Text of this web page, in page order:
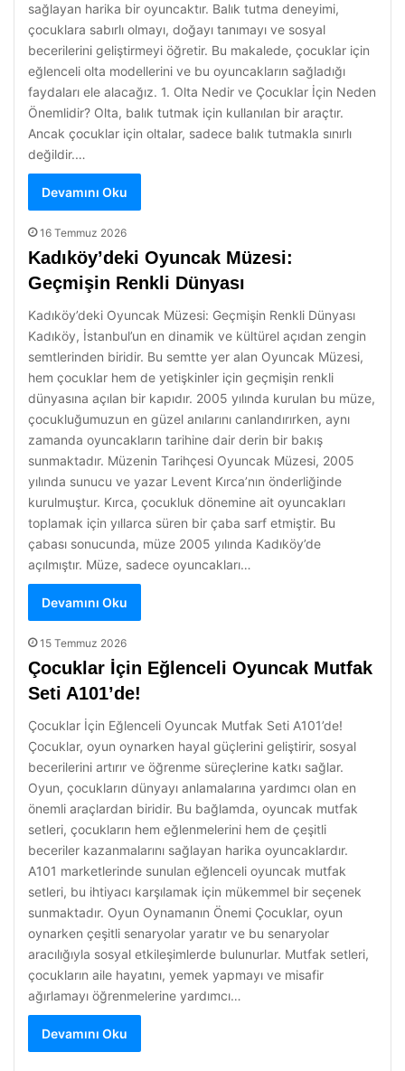
sağlayan harika bir oyuncaktır. Balık tutma deneyimi,
çocuklara sabırlı olmayı, doğayı tanımayı ve sosyal
becerilerini geliştirmeyi öğretir. Bu makalede, çocuklar için
eğlenceli olta modellerini ve bu oyuncakların sağladığı
faydaları ele alacağız. 1. Olta Nedir ve Çocuklar İçin Neden
Önemlidir? Olta, balık tutmak için kullanılan bir araçtır.
Ancak çocuklar için oltalar, sadece balık tutmakla sınırlı
değildir.…
Devamını Oku
16 Temmuz 2026
Kadıköy’deki Oyuncak Müzesi:
Geçmişin Renkli Dünyası
Kadıköy’deki Oyuncak Müzesi: Geçmişin Renkli Dünyası
Kadıköy, İstanbul’un en dinamik ve kültürel açıdan zengin
semtlerinden biridir. Bu semtte yer alan Oyuncak Müzesi,
hem çocuklar hem de yetişkinler için geçmişin renkli
dünyasına açılan bir kapıdır. 2005 yılında kurulan bu müze,
çocukluğumuzun en güzel anılarını canlandırırken, aynı
zamanda oyuncakların tarihine dair derin bir bakış
sunmaktadır. Müzenin Tarihçesi Oyuncak Müzesi, 2005
yılında sunucu ve yazar Levent Kırca’nın önderliğinde
kurulmuştur. Kırca, çocukluk dönemine ait oyuncakları
toplamak için yıllarca süren bir çaba sarf etmiştir. Bu
çabası sonucunda, müze 2005 yılında Kadıköy’de
açılmıştır. Müze, sadece oyuncakları…
Devamını Oku
15 Temmuz 2026
Çocuklar İçin Eğlenceli Oyuncak Mutfak
Seti A101’de!
Çocuklar İçin Eğlenceli Oyuncak Mutfak Seti A101’de!
Çocuklar, oyun oynarken hayal güçlerini geliştirir, sosyal
becerilerini artırır ve öğrenme süreçlerine katkı sağlar.
Oyun, çocukların dünyayı anlamalarına yardımcı olan en
önemli araçlardan biridir. Bu bağlamda, oyuncak mutfak
setleri, çocukların hem eğlenmelerini hem de çeşitli
beceriler kazanmalarını sağlayan harika oyuncaklardır.
A101 marketlerinde sunulan eğlenceli oyuncak mutfak
setleri, bu ihtiyacı karşılamak için mükemmel bir seçenek
sunmaktadır. Oyun Oynamanın Önemi Çocuklar, oyun
oynarken çeşitli senaryolar yaratır ve bu senaryolar
aracılığıyla sosyal etkileşimlerde bulunurlar. Mutfak setleri,
çocukların aile hayatını, yemek yapmayı ve misafir
ağırlamayı öğrenmelerine yardımcı…
Devamını Oku